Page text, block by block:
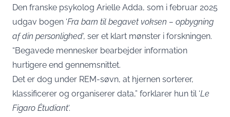
Den franske psykolog Arielle Adda, som i februar 2025
udgav bogen ‘Fra barn til begavet voksen – opbygning
af din personlighed‘, ser et klart mønster i forskningen.
“Begavede mennesker bearbejder information
hurtigere end gennemsnittet.
Det er dog under REM-søvn, at hjernen sorterer,
klassificerer og organiserer data,” forklarer hun til ‘Le
Figaro Étudiant‘.